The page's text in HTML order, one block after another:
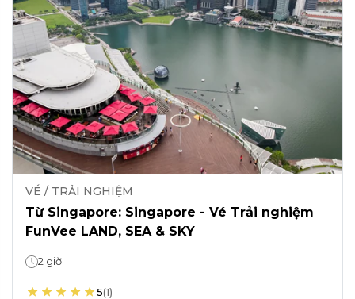
VÉ / TRẢI NGHIỆM
Từ Singapore: Singapore - Vé Trải nghiệm
FunVee LAND, SEA & SKY
2 giờ
5(1)